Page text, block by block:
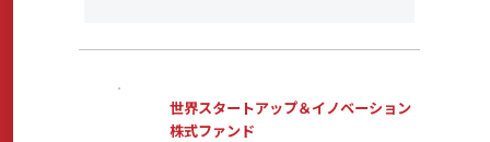
世界スタートアップ＆イノベーション
株式ファンド